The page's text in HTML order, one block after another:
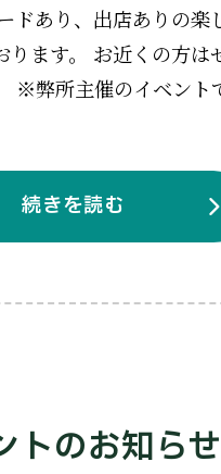
ドあり、出店ありの楽
ります。 お近くの方は
※弊所主催のイベント
続きを読む
トのお知ら